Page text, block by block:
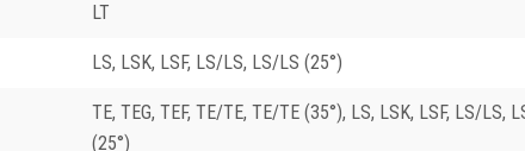
LT
LS, LSK, LSF, LS/LS, LS/LS (25°)
TE, TEG, TEF, TE/TE, TE/TE (35°), LS, LSK, LSF, LS/LS,
(25°)